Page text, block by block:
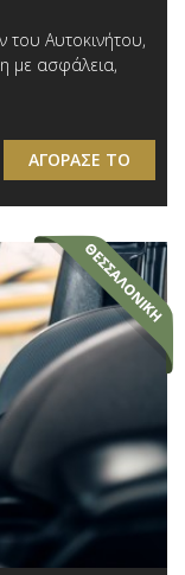
Αυτοκινήτου,
με ασφάλεια,
ΑΓΟΡΑΣΕ ΤΟ